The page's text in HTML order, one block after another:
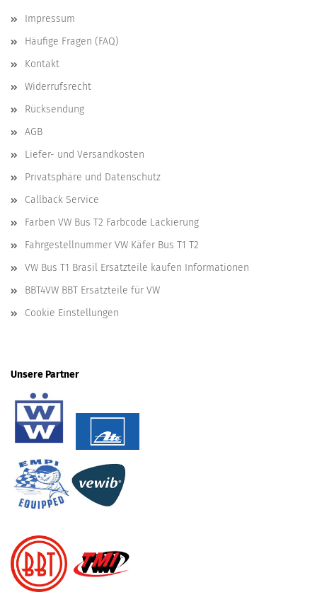
Impressum
Häufige Fragen (FAQ)
Kontakt
Widerrufsrecht
Rücksendung
AGB
Liefer- und Versandkosten
Privatsphäre und Datenschutz
Callback Service
Farben VW Bus T2 Farbcode Lackierung
Fahrgestellnummer VW Käfer Bus T1 T2
VW Bus T1 Brasil Ersatzteile kaufen Informationen
BBT4VW BBT Ersatzteile für VW
Cookie Einstellungen
Unsere Partner